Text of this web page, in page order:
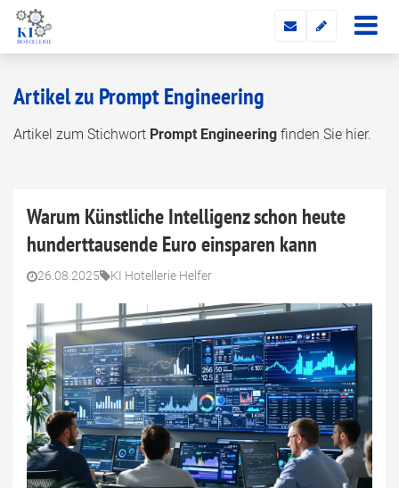
Artikel zu Prompt Engineering
Artikel zum Stichwort Prompt Engineering finden Sie hier.
Warum Künstliche Intelligenz schon heute
hunderttausende Euro einsparen kann
26.08.2025 KI Hotellerie Helfer